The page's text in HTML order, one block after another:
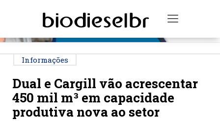
Toggle
Informações
Dual e Cargill vão acrescentar
450 mil m³ em capacidade
produtiva nova ao setor